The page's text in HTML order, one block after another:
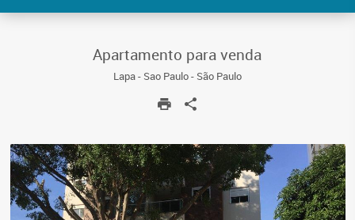
Apartamento para venda
Lapa - Sao Paulo - São Paulo